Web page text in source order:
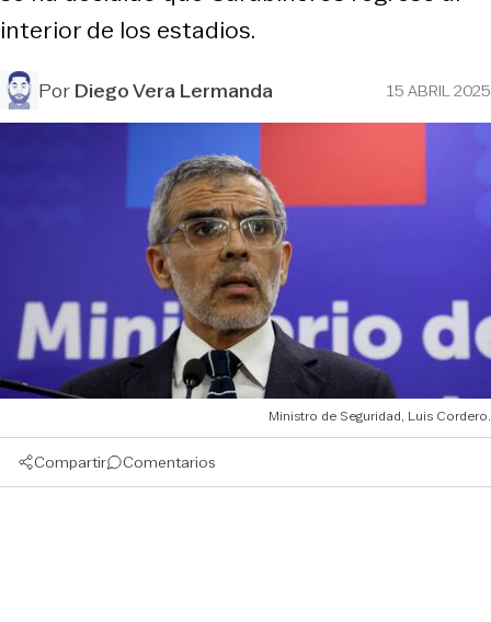
interior de los estadios.
PorDiego Vera Lermanda 15 ABRIL 2025
Ministro de Seguridad, Luis Cordero.
Compartir Comentarios